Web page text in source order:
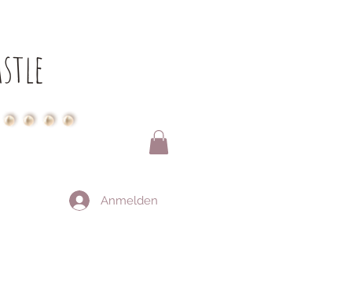
Anmelden